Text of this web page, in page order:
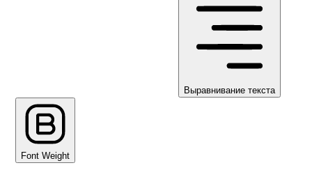
Выравнивание текста
Font Weight